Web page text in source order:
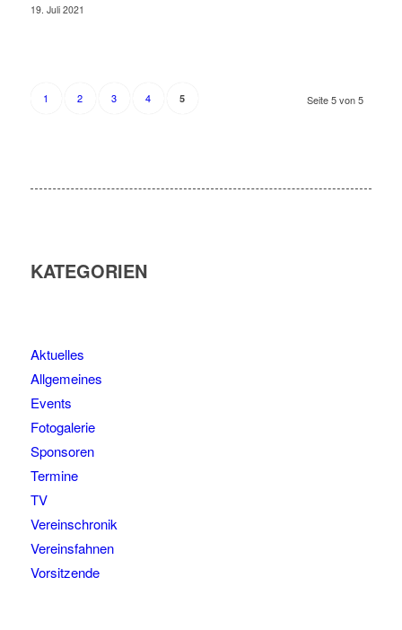
19. Juli 2021
Seite 5 von 5
1 2 3 4 5
KATEGORIEN
Aktuelles
Allgemeines
Events
Fotogalerie
Sponsoren
Termine
TV
Vereinschronik
Vereinsfahnen
Vorsitzende